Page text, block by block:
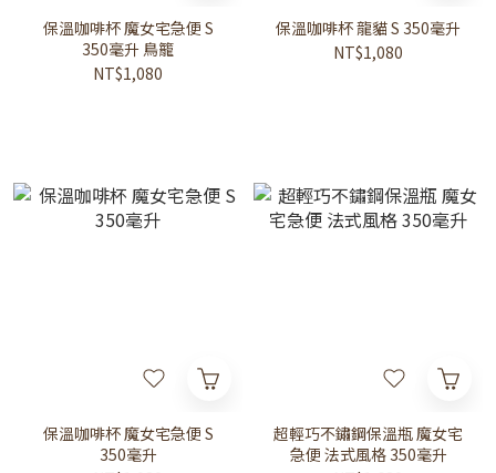
保溫咖啡杯 魔女宅急便 S
350毫升 鳥籠
NT$1,080
保溫咖啡杯 龍貓 S 350毫升
NT$1,080
保溫咖啡杯 魔女宅急便 S
350毫升
超輕巧不鏽鋼保溫瓶 魔女宅
急便 法式風格 350毫升